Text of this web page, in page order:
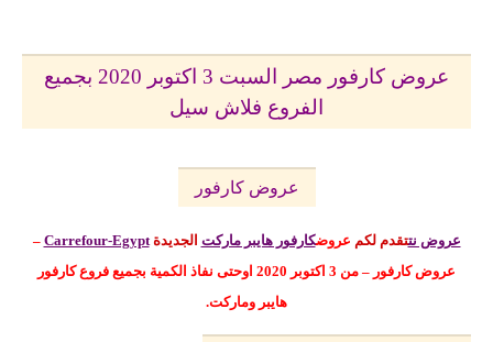
عروض كارفور مصر السبت 3 اكتوبر 2020 بجميع
الفروع فلاش سيل
عروض كارفور
عروض نتتقدم لكم عروضكارفور هايبر ماركت الجديدةCarrefour-Egypt
–
عروض كارفور – من 3 اكتوبر 2020
اوحتى نفاذ الكمية بجميع فروع كارفور
هايبر وماركت.